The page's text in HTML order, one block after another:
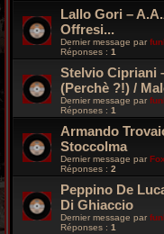
Lallo Gori –
Offresi...
Dernier message par
Réponses : 1
Stelvio Cipriani
(Perchè ?!) /
Dernier message par
Réponses : 1
Armando
Stoccolma
Dernier message par
Réponses : 2
Peppino De
Di Ghiaccio
Dernier message par
Réponses : 1